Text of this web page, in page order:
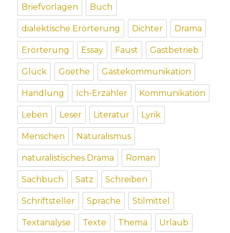
Briefvorlagen Buch
dialektische Erörterung Dichter Drama
Erörterung Essay Faust Gastbetrieb
Glück Goethe Gästekommunikation
Handlung Ich-Erzähler Kommunikation
Leben Leser Literatur Lyrik
Menschen Naturalismus
naturalistisches Drama Roman
Sachbuch Satz Schreiben
Schriftsteller Sprache Stilmittel
Textanalyse Texte Thema Urlaub